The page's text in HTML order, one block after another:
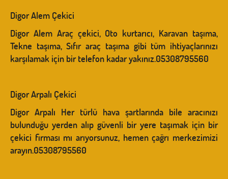
Digor Alem Çekici
Digor Alem Araç çekici, Oto kurtarıcı, Karavan taşıma,
Tekne taşıma, Sıfır araç taşıma gibi tüm ihtiyaçlarınızı
karşılamak için bir telefon kadar yakınız.05308795560
Digor Arpalı Çekici
Digor Arpalı Her türlü hava şartlarında bile aracınızı
bulunduğu yerden alıp güvenli bir yere taşımak için bir
çekici firması mı arıyorsunuz, hemen çağrı merkezimizi
arayın.05308795560